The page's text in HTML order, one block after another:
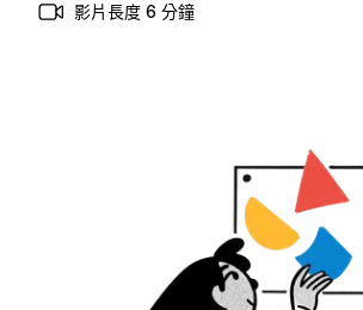
影片長度 6 分鐘